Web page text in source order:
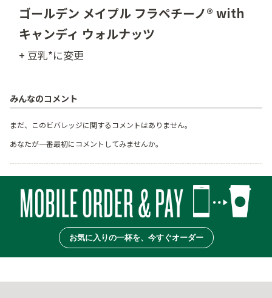
ゴールデン メイプル フラペチーノ® with
キャンディ ウォルナッツ
+ 豆乳*に変更
みんなのコメント
まだ、このビバレッジに関するコメントはありません。
あなたが一番最初にコメントしてみませんか。
お気に入りの一杯を、今すぐオーダー